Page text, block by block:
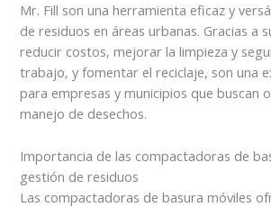
Mr. Fill son una herramienta eficaz y
de residuos en áreas urbanas. Gracias a
reducir costos, mejorar la limpieza y
trabajo, y fomentar el reciclaje, son una
para empresas y municipios que buscan
manejo de desechos.
Importancia de las compactadoras de
gestión de residuos
Las compactadoras de basura móviles